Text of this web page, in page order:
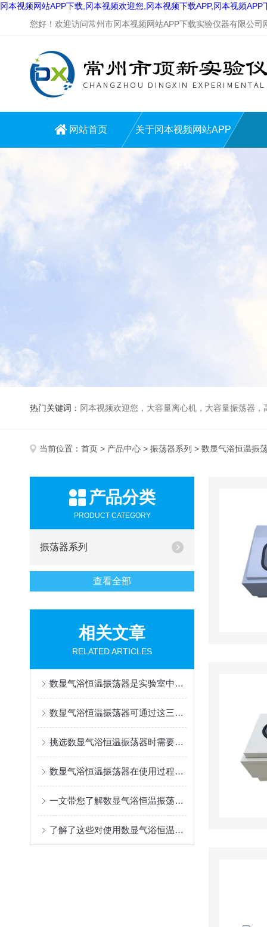
冈本视频网站APP下载,冈本视频欢迎您,冈本视频下载APP,冈本视频APP
您好！欢迎访问常州市冈本视频网站APP下载实验仪器有限公司网
网站首页 关于冈本视频网站APP
热门关键词： 冈本视频欢迎您，大容量离心机，大容量振荡器，高速冷冻离心机，生化、光照、振荡培养箱，磁力搅拌器
当前位置： 首页 > 产品中心 > 振荡器系列 > 数显气浴恒温振
产品分类
PRODUCT CATEGORY
振荡器系列
查看全部
相关文章
RELATED ARTICLES
数显气浴恒温振荡器是实验室中高效恒温混合工具
数显气浴恒温振荡器可通过这三种方法解决故障
挑选数显气浴恒温振荡器时需要注意的事项分享
数显气浴恒温振荡器在使用过程中所需要做好的事项
一文带您了解数显气浴恒温振荡器的使用方法
了解了这些对使用数显气浴恒温振荡器的你很有好处